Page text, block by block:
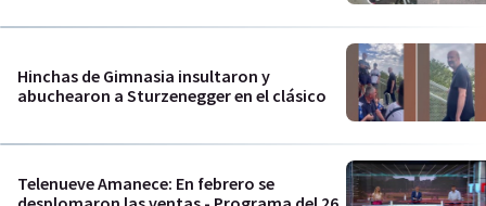
Hinchas de Gimnasia insultaron y
abuchearon a Sturzenegger en el clásico
Telenueve Amanece: En febrero se